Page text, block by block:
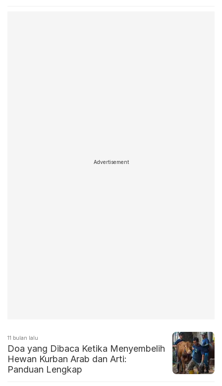
Advertisement
11 bulan lalu
Doa yang Dibaca Ketika Menyembelih
Hewan Kurban Arab dan Arti:
Panduan Lengkap